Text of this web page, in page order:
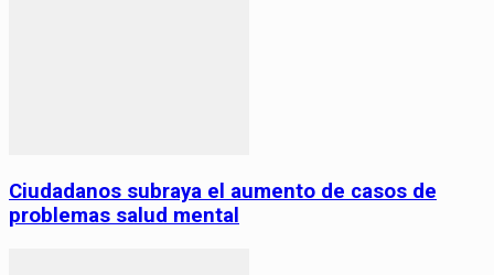
Ciudadanos subraya el aumento de casos de
problemas salud mental